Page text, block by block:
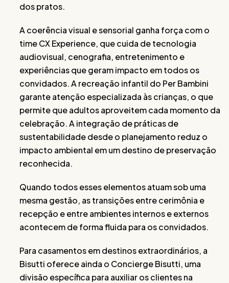
dos pratos.
A coerência visual e sensorial ganha força com o
time CX Experience, que cuida de tecnologia
audiovisual, cenografia, entretenimento e
experiências que geram impacto em todos os
convidados. A recreação infantil do Per Bambini
garante atenção especializada às crianças, o que
permite que adultos aproveitem cada momento da
celebração. A integração de práticas de
sustentabilidade desde o planejamento reduz o
impacto ambiental em um destino de preservação
reconhecida.
Quando todos esses elementos atuam sob uma
mesma gestão, as transições entre cerimônia e
recepção e entre ambientes internos e externos
acontecem de forma fluida para os convidados.
Para casamentos em destinos extraordinários, a
Bisutti oferece ainda o Concierge Bisutti, uma
divisão específica para auxiliar os clientes na